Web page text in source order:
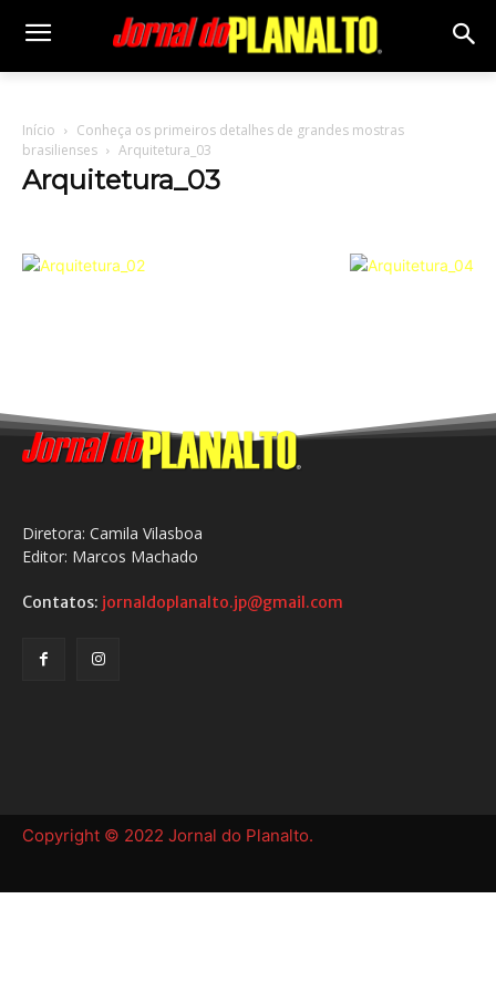
Início
Conheça os primeiros detalhes de grandes mostras
brasilienses
Arquitetura_03
Arquitetura_03
Diretora: Camila Vilasboa
Editor: Marcos Machado
Contatos: jornaldoplanalto.jp@gmail.com
Copyright © 2022 Jornal do Planalto.